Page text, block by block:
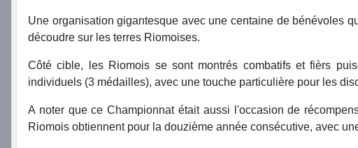
Une organisation gigantesque avec une centaine de bénévoles
découdre sur les terres Riomoises.
Côté cible, les Riomois se sont montrés combatifs et fièrs
individuels (3 médailles), avec une touche particulière pour les
A noter que ce Championnat était aussi l'occasion de
Riomois obtiennent pour la douzième année consécutive, avec